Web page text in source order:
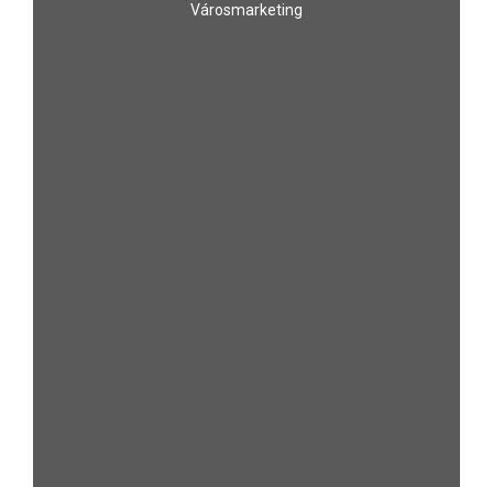
Városmarketing